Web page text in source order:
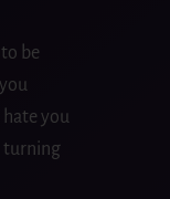
be
hate you
turning